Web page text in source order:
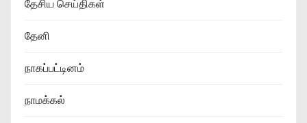
தேசிய செய்திகள்
தேனி
நாகப்பட்டினம்
நாமக்கல்